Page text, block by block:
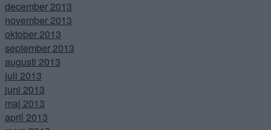
december 2013
november 2013
oktober 2013
september 2013
augusti 2013
juli 2013
juni 2013
maj 2013
april 2013